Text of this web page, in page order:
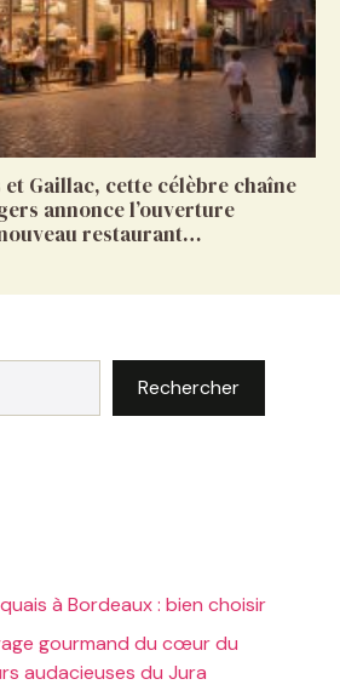
Gaillac, cette célèbre chaîne
annonce l’ouverture
restaurant…
Rechercher
à Bordeaux : bien choisir
gourmand du cœur du
audacieuses du Jura